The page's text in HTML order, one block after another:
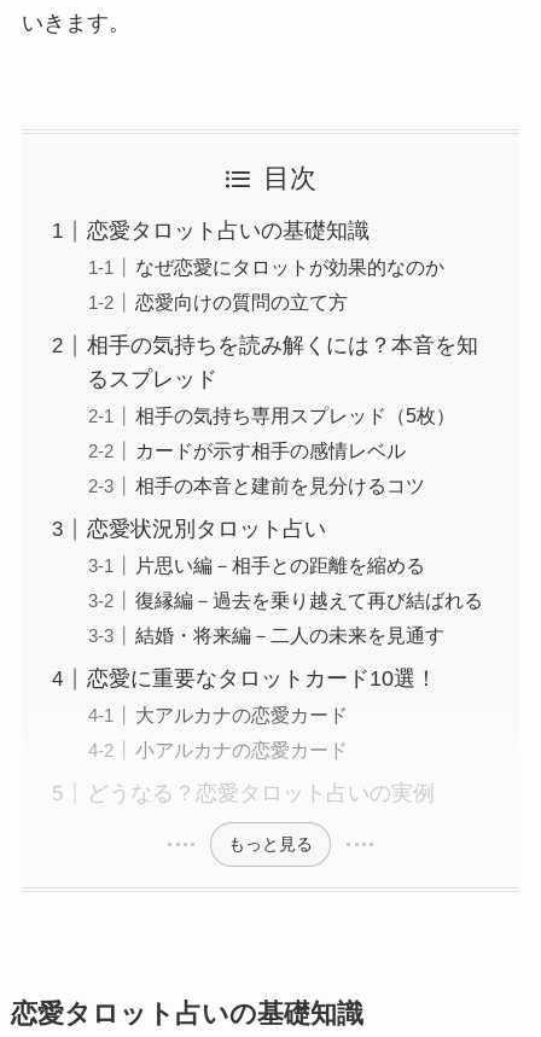
いきます。
目次
恋愛タロット占いの基礎知識
なぜ恋愛にタロットが効果的なのか
恋愛向けの質問の立て方
相手の気持ちを読み解くには？本音を知
るスプレッド
相手の気持ち専用スプレッド（5枚）
カードが示す相手の感情レベル
相手の本音と建前を見分けるコツ
恋愛状況別タロット占い
片思い編－相手との距離を縮める
復縁編－過去を乗り越えて再び結ばれる
結婚・将来編－二人の未来を見通す
恋愛に重要なタロットカード10選！
大アルカナの恋愛カード
小アルカナの恋愛カード
どうなる？恋愛タロット占いの実例
もっと見る
恋愛タロット占いの基礎知識